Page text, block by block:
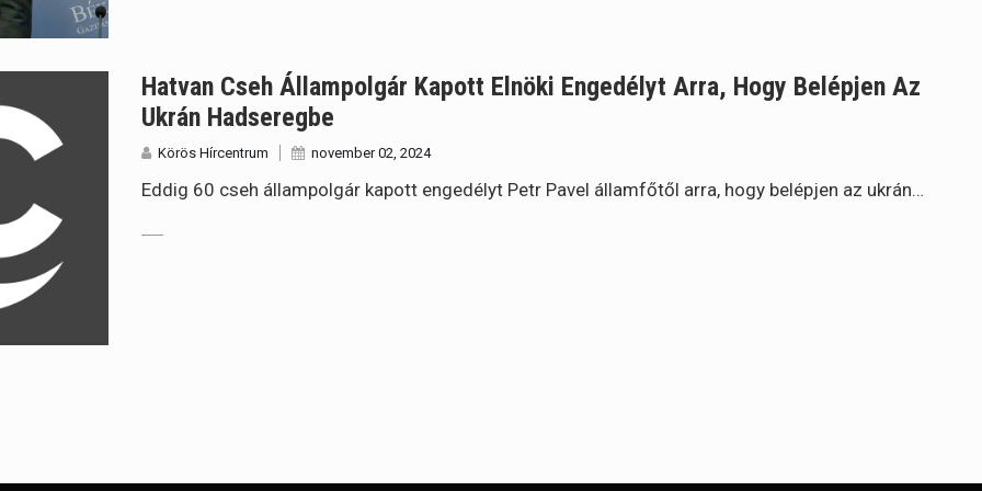
Hatvan Cseh Állampolgár Kapott Elnöki Engedélyt Arra, Hogy Belépjen Az
Ukrán Hadseregbe
Körös Hírcentrum november 02, 2024
Eddig 60 cseh állampolgár kapott engedélyt Petr Pavel államfőtől arra, hogy belépjen az ukrán…